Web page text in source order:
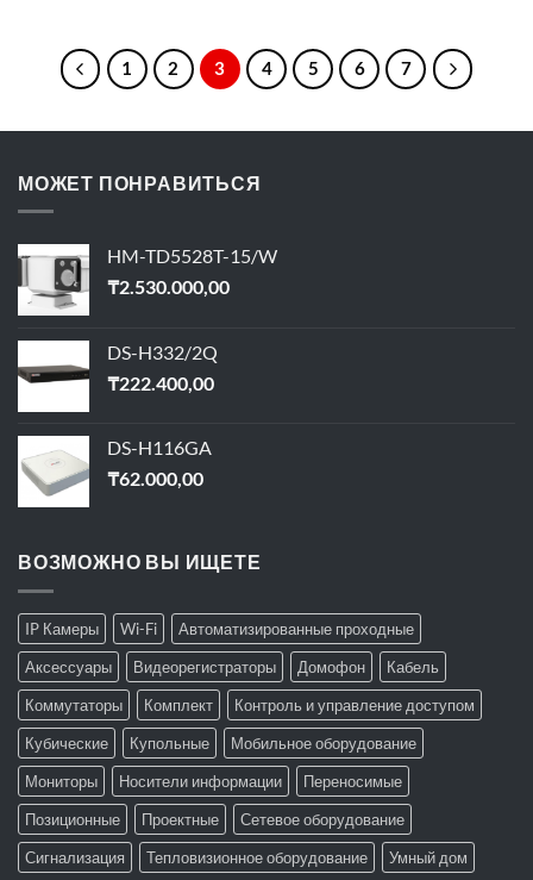
1 2 3 4 5 6 7
МОЖЕТ ПОНРАВИТЬСЯ
HM-TD5528T-15/W
₸2.530.000,00
DS-H332/2Q
₸222.400,00
DS-H116GA
₸62.000,00
ВОЗМОЖНО ВЫ ИЩЕТЕ
IP Камеры Wi-Fi
Автоматизированные проходные
Аксессуары
Видеорегистраторы Домофон
Кабель
Коммутаторы
Комплект
Контроль и управление доступом
Кубические
Купольные
Мобильное оборудование
Мониторы
Носители информации
Переносимые
Позиционные
Проектные
Сетевое оборудование
Сигнализация
Тепловизионное оборудование Умный дом